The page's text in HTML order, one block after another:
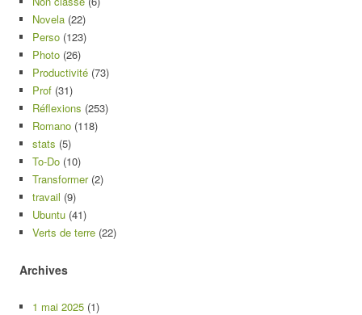
Novela (22)
Perso (123)
Photo (26)
Productivité (73)
Prof (31)
Réflexions (253)
Romano (118)
stats (5)
To-Do (10)
Transformer(2)
travail (9)
Ubuntu (41)
Verts de terre (22)
Archives
1 mai 2025 (1)